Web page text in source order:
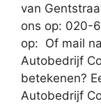
van
ons op: 020-
op: Of mail
Autobedrijf
betekenen?
Autobedrijf